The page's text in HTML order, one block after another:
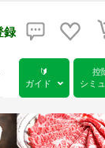
録
🔰
ガイド
控
シミ